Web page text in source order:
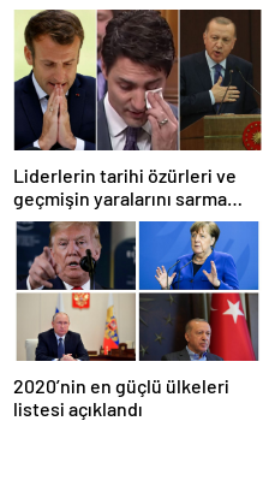
Liderlerin tarihi özürleri ve
geçmişin yaralarını sarma
çabaları
2020’nin en güçlü ülkeleri
listesi açıklandı